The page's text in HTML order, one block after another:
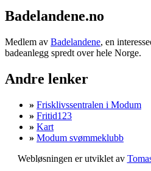
Badelandene.no
Medlem av Badelandene, en
badeanlegg spredt over hele Norge.
Andre lenker
» Frisklivssentralen i Modum
» Fritid123
» Kart
» Modum svømmeklubb
Webløsningen er utviklet av